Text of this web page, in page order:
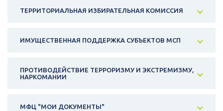
ТЕРРИТОРИАЛЬНАЯ ИЗБИРАТЕЛЬНАЯ КОМИССИЯ
ИМУЩЕСТВЕННАЯ ПОДДЕРЖКА СУБЪЕКТОВ МСП
ПРОТИВОДЕЙСТВИЕ ТЕРРОРИЗМУ И ЭКСТРЕМИЗМУ,
НАРКОМАНИИ
МФЦ "МОИ ДОКУМЕНТЫ"